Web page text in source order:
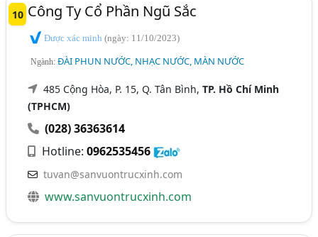
10 Công Ty Cổ Phần Ngũ Sắc
Được xác minh(ngày: 11/10/2023)
Ngành:ĐÀI PHUN NƯỚC, NHẠC NƯỚC, MÀN NƯỚC
485 Cộng Hòa, P. 15, Q. Tân Bình,TP. Hồ Chí Minh
(TPHCM)
(028) 36363614
Hotline:0962535456
tuvan@sanvuontrucxinh.com
www.sanvuontrucxinh.com